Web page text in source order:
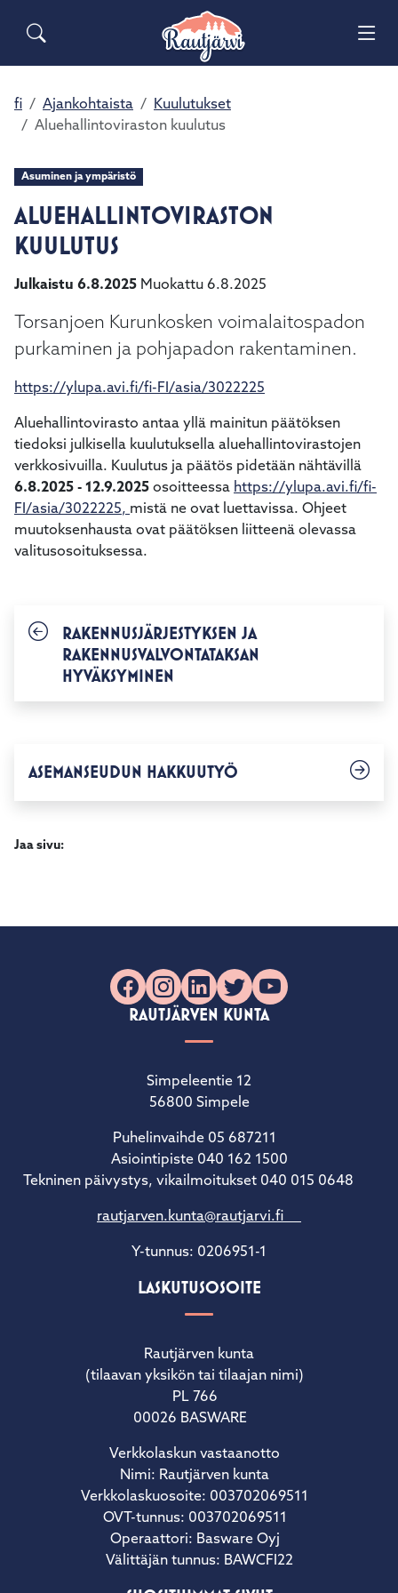
Siirry pääsisältöön Siirry päävalikkoon
Sähköiset lomakkeet
Haku
Asuminen ja ympäristö
Opetus ja kasvatus
Kunta ja päätöksenteko
fi Ajankohtaista
Kuulutukset
Aluehallintoviraston kuulutus
Asuminen ja ympäristö
ALUEHALLINTOVIRASTON
KUULUTUS
Julkaistu 6.8.2025 Muokattu 6.8.2025
Torsanjoen Kurunkosken voimalaitospadon
purkaminen ja pohjapadon rakentaminen.
https://ylupa.avi.fi/fi-FI/asia/3022225
Aluehallintovirasto antaa yllä mainitun päätöksen
tiedoksi julkisella kuulutuksella aluehallintovirastojen
verkkosivuilla. Kuulutus ja päätös pidetään nähtävillä
6.8.2025 - 12.9.2025 osoitteessa https://ylupa.avi.fi/fi-
FI/asia/3022225, mistä ne ovat luettavissa. Ohjeet
muutoksenhausta ovat päätöksen liitteenä olevassa
valitusosoituksessa.
RAKENNUSJÄRJESTYKSEN JA
RAKENNUSVALVONTATAKSAN
HYVÄKSYMINEN
ASEMANSEUDUN HAKKUUTYÖ
Jaa sivu:
Facebook
Instagram
LinkedIn
X YouTube
RAUTJÄRVEN KUNTA
Simpeleentie 12
56800 Simpele
Puhelinvaihde 05 687211
Asiointipiste 040 162 1500
Tekninen päivystys, vikailmoitukset 040 015 0648
rautjarven.kunta@rautjarvi.fi
Y-tunnus: 0206951-1
LASKUTUSOSOITE
Rautjärven kunta
(tilaavan yksikön tai tilaajan nimi)
PL 766
00026 BASWARE
Verkkolaskun vastaanotto
Nimi: Rautjärven kunta
Verkkolaskuosoite: 003702069511
OVT-tunnus: 003702069511
Operaattori: Basware Oyj
Välittäjän tunnus: BAWCFI22